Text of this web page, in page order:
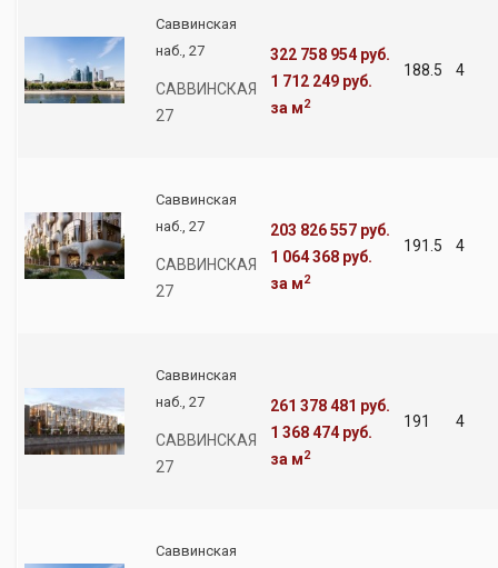
Саввинская
наб., 27
САВВИНСКАЯ
27
322 758 954 руб.
1 712 249 руб.
за м2
188.5 4
Саввинская
наб., 27
САВВИНСКАЯ
27
203 826 557 руб.
1 064 368 руб.
за м2
191.5 4
Саввинская
наб., 27
САВВИНСКАЯ
27
261 378 481 руб.
1 368 474 руб.
за м2
191 4
Саввинская